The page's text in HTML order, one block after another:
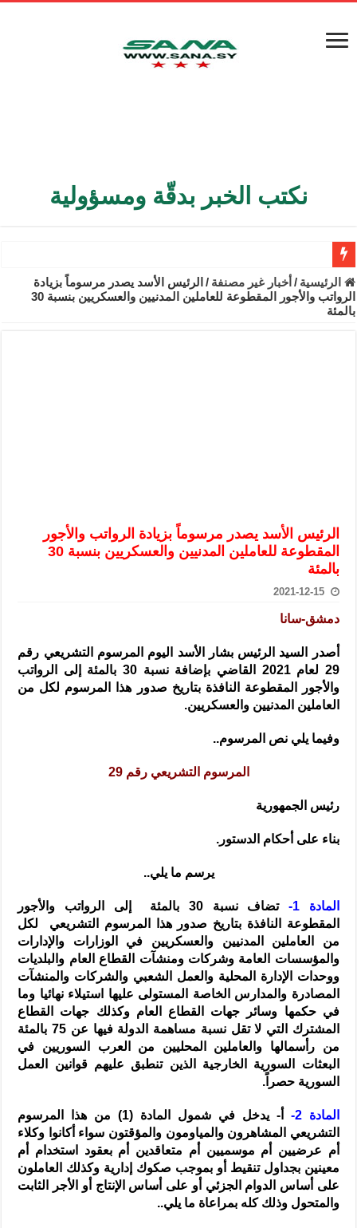
نكتب الخبر بدقّة ومسؤولية
الأمن الداخلي يعثر على مقبرة جماعية في ريف اللاذقية تضم 9 جثامين
الوزير الشيباني يبحث في باريس تعزيز الاستقرار في سوريا
سوريا تبحث مع الإيسيسكو التعاون في البحث العلمي وحماية التراث
الرئيسية / أخبار غير مصنفة / الرئيس الأسد يصدر مرسوماً بزيادة
الرواتب والأجور المقطوعة للعاملين المدنيين والعسكريين بنسبة 30
بالمئة
الرئيس الأسد يصدر مرسوماً بزيادة الرواتب والأجور
المقطوعة للعاملين المدنيين والعسكريين بنسبة 30
بالمئة
2021-12-15
دمشق-سانا
أصدر السيد الرئيس بشار الأسد اليوم المرسوم التشريعي رقم
29 لعام 2021 القاضي بإضافة نسبة 30 بالمئة إلى الرواتب
والأجور المقطوعة النافذة بتاريخ صدور هذا المرسوم لكل من
العاملين المدنيين والعسكريين.
وفيما يلي نص المرسوم..
المرسوم التشريعي رقم 29
رئيس الجمهورية
بناء على أحكام الدستور.
يرسم ما يلي..
المادة 1-
تضاف نسبة 30 بالمئة إلى الرواتب والأجور
المقطوعة النافذة بتاريخ صدور هذا المرسوم التشريعي لكل
من العاملين المدنيين والعسكريين في الوزارات والإدارات
والمؤسسات العامة وشركات ومنشآت القطاع العام والبلديات
ووحدات الإدارة المحلية والعمل الشعبي والشركات والمنشآت
المصادرة والمدارس الخاصة المستولى عليها استيلاء نهائيا وما
في حكمها وسائر جهات القطاع العام وكذلك جهات القطاع
المشترك التي لا تقل نسبة مساهمة الدولة فيها عن 75 بالمئة
من رأسمالها والعاملين المحليين من العرب السوريين في
البعثات السورية الخارجية الذين تنطبق عليهم قوانين العمل
السورية حصراً.
المادة 2-
أ- يدخل في شمول المادة (1) من هذا المرسوم
التشريعي المشاهرون والمياومون والمؤقتون سواء أكانوا وكلاء
أم عرضيين أم موسميين أم متعاقدين أم بعقود استخدام أم
معينين بجداول تنقيط أو بموجب صكوك إدارية وكذلك العاملون
على أساس الدوام الجزئي أو على أساس الإنتاج أو الأجر الثابت
والمتحول وذلك كله بمراعاة ما يلي..